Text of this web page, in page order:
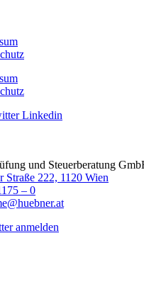
Linkedin
und Steuerberatung
Straße 222, 1120 Wien
– 0
anmelden